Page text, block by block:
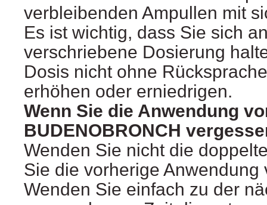
verbleibenden Ampullen mit
Es ist wichtig, dass Sie sich
verschriebene Dosierung
Dosis nicht ohne
erhöhen oder erniedrigen.
Wenn Sie die Anwendung
BUDENOBRONCH
Wenden Sie nicht die
Sie die vorherige Anwendung
Wenden Sie einfach zu der